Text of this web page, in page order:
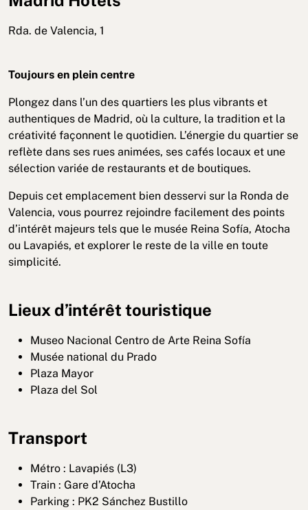
Rda. de Valencia, 1
Toujours en plein centre
Plongez dans l’un des quartiers les plus vibrants et
authentiques de Madrid, où la culture, la tradition et la
créativité façonnent le quotidien. L’énergie du quartier se
reflète dans ses rues animées, ses cafés locaux et une
sélection variée de restaurants et de boutiques.
Depuis cet emplacement bien desservi sur la Ronda de
Valencia, vous pourrez rejoindre facilement des points
d’intérêt majeurs tels que le musée Reina Sofía, Atocha
ou Lavapiés, et explorer le reste de la ville en toute
simplicité.
Lieux d’intérêt touristique
Museo Nacional Centro de Arte Reina Sofía
Musée national du Prado
Plaza Mayor
Plaza del Sol
Transport
Métro : Lavapiés (L3)
Train : Gare d’Atocha
Parking : PK2 Sánchez Bustillo